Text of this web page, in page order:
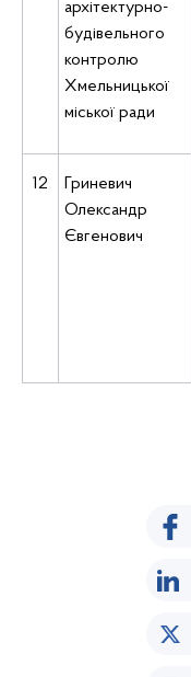
архітектурно-
будівельного
контролю
Хмельницької
міської ради
12
Гриневич
Олександр
Євгенович